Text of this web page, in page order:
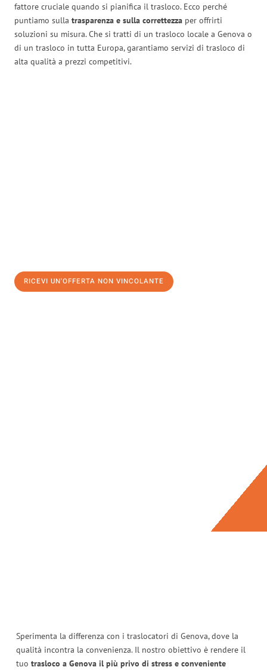
fattore cruciale quando si pianifica il trasloco. Ecco perché
puntiamo sulla trasparenza e sulla correttezza per offrirti
soluzioni su misura. Che si tratti di un trasloco locale a Genova o
di un trasloco in tutta Europa, garantiamo servizi di trasloco di
alta qualità a prezzi competitivi.
RICEVI UN'OFFERTA NON VINCOLANTE
Sperimenta la differenza con i traslocatori di Genova, dove la
qualità incontra la convenienza. Il nostro obiettivo è rendere il
tuo trasloco a Genova il più privo di stress e conveniente